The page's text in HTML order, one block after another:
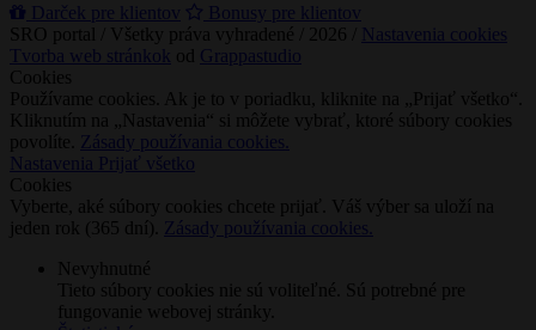
Darček pre klientov
Bonusy pre klientov
SRO portal / Všetky práva vyhradené / 2026 /
Nastavenia cookies
Tvorba web stránkok od Grappastudio
Cookies
Používame cookies. Ak je to v poriadku, kliknite na „Prijať všetko“.
Kliknutím na „Nastavenia“ si môžete vybrať, ktoré súbory cookies
povolíte.
Zásady používania cookies.
Nastavenia Prijať všetko
Cookies
Vyberte, aké súbory cookies chcete prijať. Váš výber sa uloží na
jeden rok (365 dní).
Zásady používania cookies.
Nevyhnutné
Tieto súbory cookies nie sú voliteľné. Sú potrebné pre
fungovanie webovej stránky.